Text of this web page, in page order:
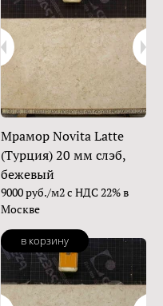
Мрамор Novita Latte
(Турция) 20 мм слэб,
бежевый
9000 руб./м2 с НДС 22% в
Москве
в корзину